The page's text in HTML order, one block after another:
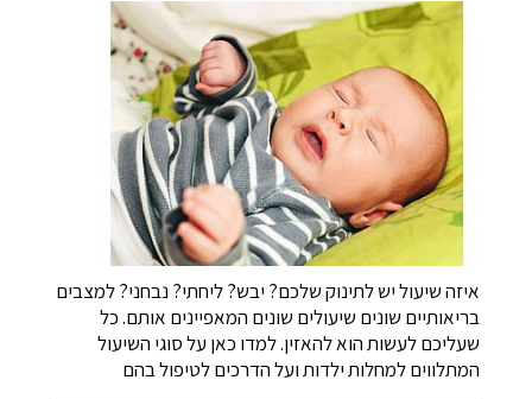
איזה שיעול יש לתינוק שלכם? יבש? ליחתי? נבחני? למצבים
בריאותיים שונים שיעולים שונים המאפיינים אותם. כל
שעליכם לעשות הוא להאזין. למדו כאן על סוגי השיעול
המתלווים למחלות ילדות ועל הדרכים לטיפול בהם